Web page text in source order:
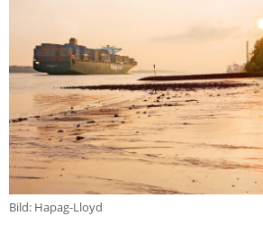
Bild: Hapag-Lloyd